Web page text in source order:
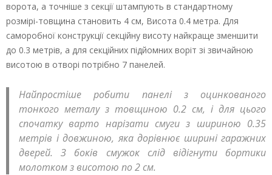
ворота, а точніше з секції штампують в стандартному
розмірі-товщина становить 4 см, Висота 0.4 метра. Для
саморобної конструкції секційну висоту найкраще зменшити
до 0.3 метрів, а для секційних підйомних воріт зі звичайною
висотою в отворі потрібно 7 панелей.
Найпростіше робити панелі з оцинкованого
тонкого металу з товщиною 0.2 см, і для цього
спочатку варто нарізати смуги з шириною 0.35
метрів і довжиною, яка дорівнює ширині гаражних
дверей. З боків смужок слід відігнути бортики
молотком з висотою по 2 см.